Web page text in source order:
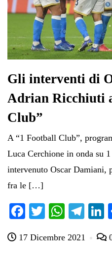
Gli interventi di
Adrian Ricchiuti
Club”
A “1 Football Club”,
Luca Cerchione in onda su
intervenuto Oscar Damiani,
fra le […]
Fa
bo
T
tte
W
ts
Te
gr
17 Dicembre 2021